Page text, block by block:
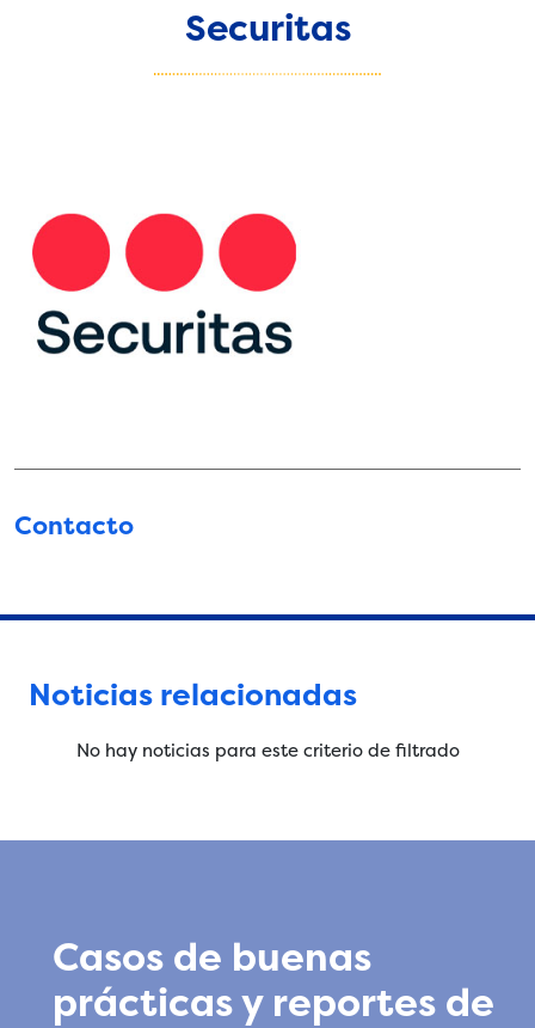
Securitas
Contacto
Noticias relacionadas
No hay noticias para este criterio de filtrado
Casos de buenas
prácticas y reportes de